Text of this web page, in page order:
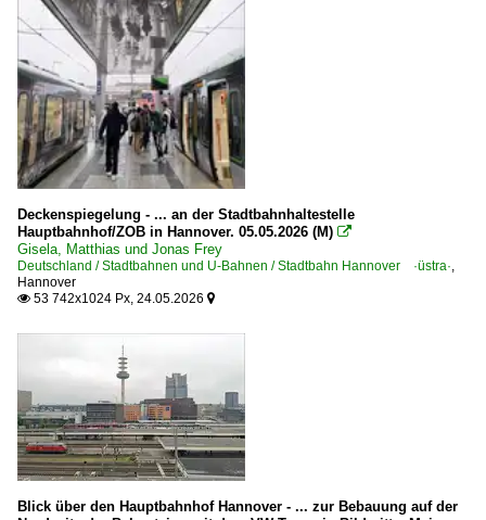
Deckenspiegelung - ... an der Stadtbahnhaltestelle
Hauptbahnhof/ZOB in Hannover. 05.05.2026 (M) 
Gisela, Matthias und Jonas Frey
Deutschland / Stadtbahnen und U-Bahnen / Stadtbahn Hannover ·üstra·
Hannover
 53 742x1024 Px, 24.05.2026 
Blick über den Hauptbahnhof Hannover - ... zur Bebauung auf der